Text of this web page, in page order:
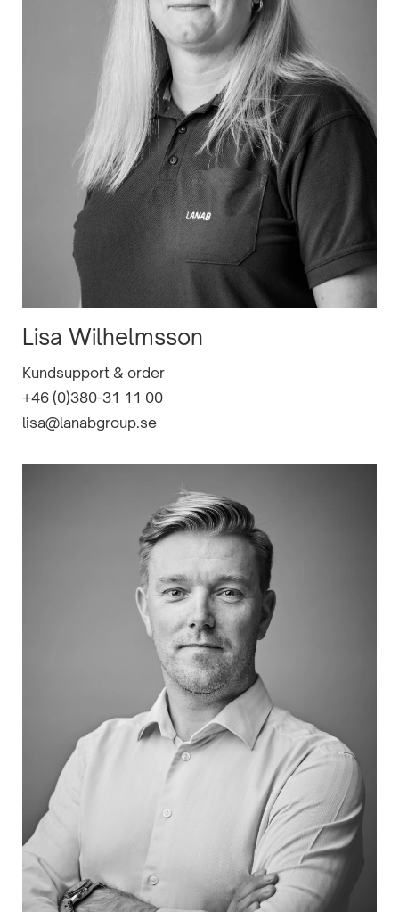
Lisa Wilhelmsson
Kundsupport & order
+46 (0)380-31 11 00
lisa@lanabgroup.se